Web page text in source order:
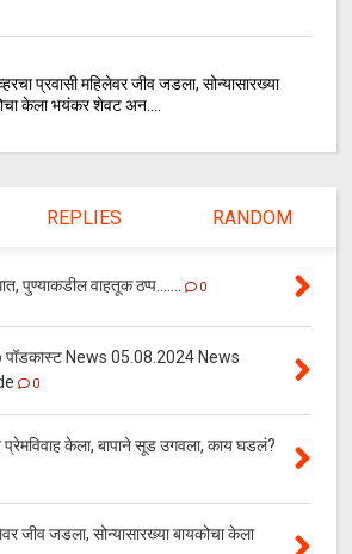
प्रवासी महिलेवर जीव जडला, सोन्यासारख्या
केला भयंकर शेवट अन....
REPLIES RANDOM
पुण्याकडील वाहतूक ठप्प....... 0
पॉडकास्ट News 05.08.2024 News
0
केला, बापाने सूड उगवला, काय घडलं?
जीव जडला, सोन्यासारख्या बायकोचा केला